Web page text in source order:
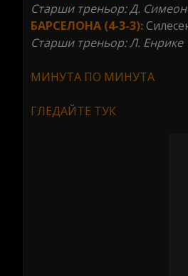
Старши треньор: Д.
БАРСЕЛОНА (4-3-3):
Старши треньор: Л. Енрике
MИНУТА ПО МИНУТА
ГЛЕДАЙТЕ ТУК